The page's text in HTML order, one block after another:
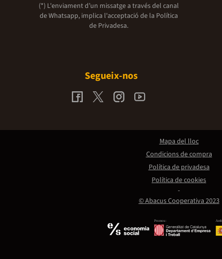
(*) L'enviament d’un missatge a través del canal
de Whatsapp, implica l'acceptació de la Política
de Privadesa.
Segueix-nos
Promou:
© Abacus Cooperativa 2023
Mapa del lloc
Condicions de compra
Política de privadesa
Política de cookies